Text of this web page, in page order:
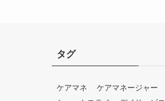
タグ
ケアマネ ケアマネージャー